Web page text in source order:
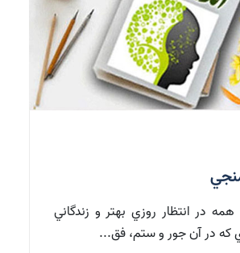
همه در انتظار روزي بهتر و زندگاني
که در آن جور و ستم، فق...